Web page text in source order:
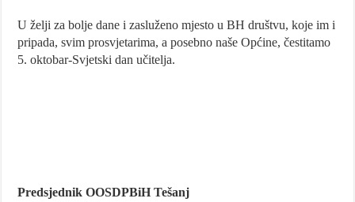
U želji za bolje dane i zasluženo mjesto u BH društvu, koje im i
pripada, svim prosvjetarima, a posebno naše Općine, čestitamo
5. oktobar-Svjetski dan učitelja.
Predsjednik OOSDPBiH Tešanj